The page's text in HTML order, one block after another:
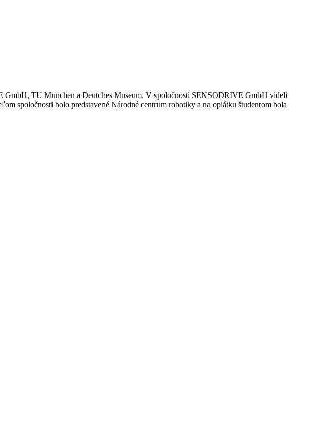
TU Munchen a Deutches Museum. V spoločnosti SENSODRIVE GmbH videli
spoločnosti bolo predstavené Národné centrum robotiky a na oplátku študentom bola